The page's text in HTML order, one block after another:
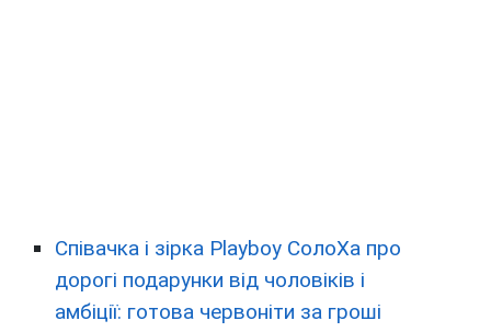
Співачка і зірка Playboy СолоХа про
дорогі подарунки від чоловіків і
амбіції: готова червоніти за гроші